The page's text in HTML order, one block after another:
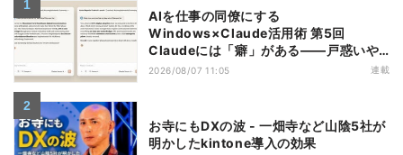
AIを仕事の同僚にする
Windows×Claude活用術 第5回
Claudeには「癖」がある――戸惑いや
すい7つの仕様
2026/08/07 11:05 連載
お寺にもDXの波 - 一畑寺など山陰5社が
明かしたkintone導入の効果